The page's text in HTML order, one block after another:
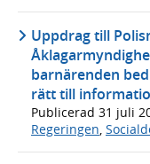
Uppdrag till
barnärenden
rätt till
Publicerad 31 juli
Regeringen,